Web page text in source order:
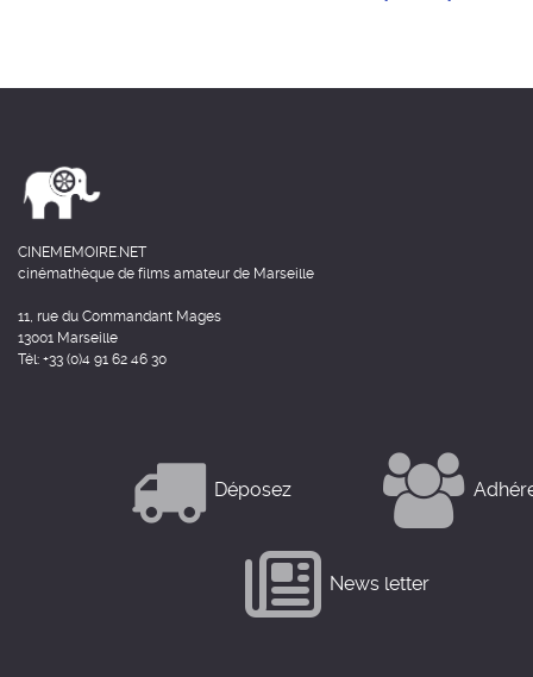
CINEMEMOIRE.NET
cinémathèque de films amateur de Marseille
11, rue du Commandant Mages
13001 Marseille
Tél: +33 (0)4 91 62 46 30
Déposez
News letter